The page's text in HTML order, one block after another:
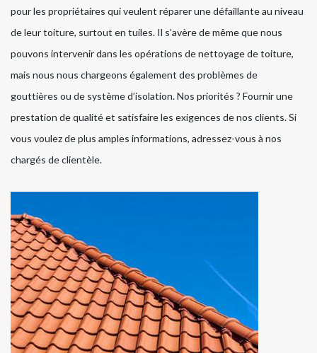
pour les propriétaires qui veulent réparer une défaillante au niveau
de leur toiture, surtout en tuiles. Il s’avère de même que nous
pouvons intervenir dans les opérations de nettoyage de toiture,
mais nous nous chargeons également des problèmes de
gouttières ou de système d’isolation. Nos priorités ? Fournir une
prestation de qualité et satisfaire les exigences de nos clients. Si
vous voulez de plus amples informations, adressez-vous à nos
chargés de clientèle.